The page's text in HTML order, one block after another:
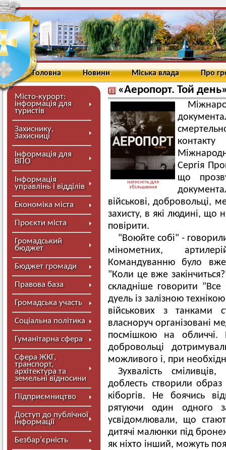
Головна Новини Міська влада Про
Місто-курорт:
інформація для
туристів
Захиснику,
Захисниці
Інформація для
ВПО
Інформація
управлінь і відділів
Економіка міста
Проєкти міста
Громадський
бюджет
Бюджет громади
Правова база
Громадська участь
Соціальна політика
Гуманітарна сфера
Сфера ЖКГ,
транспорт,
архітектура та
земельні відносини
Підприємництво
Доступ до публічної
інформації
Безбар’єрність
«Аеропорт. Той
натисніть для
збільшення
Сергія
що
військові, добровольці,
захисту, в які людині, що
повірити.
"Воюйте собі" -
мінометних,
Командуванню було вже
"Коли це вже
складніше говорити
дуель із залізною
військових з танками
власноруч організовані
посмішкою на обличчі.
добровольці
можливого і, при
Зухвалість
доблесть створили
кіборгів. Не боячись
рятуючи один одного
усвідомлювали, що
дитячі малюнки під
як ніхто інший, можуть